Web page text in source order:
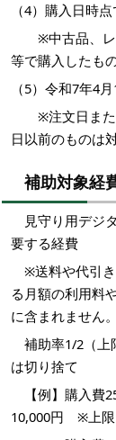
（4） 購入日時
※中古品、レ
等で購入したも
（5）令和7年4
※注文日また
日以前のものは
補助対象経
見守り用デジ
要する経費
※送料や代引
る月額の利用料
に含まれません。
補助率1/2（上
は切り捨て
【例】購入
10,000円 ※上限